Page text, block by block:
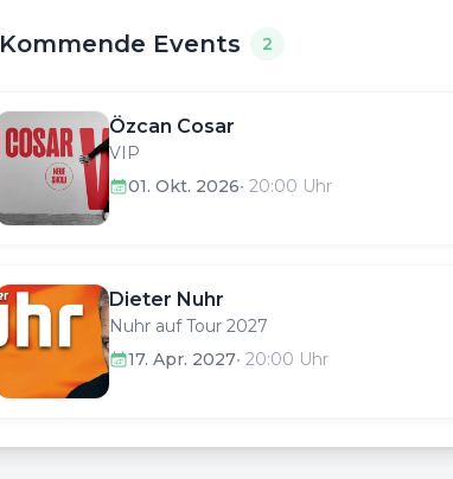
Kommende Events 2
Özcan Cosar
VIP
01. Okt. 2026•20:00 Uhr
Dieter Nuhr
Nuhr auf Tour 2027
17. Apr. 2027•20:00 Uhr